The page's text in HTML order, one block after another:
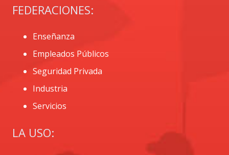
FEDERACIONES:
Enseñanza
Empleados Públicos
Seguridad Privada
Industria
Servicios
LA USO: